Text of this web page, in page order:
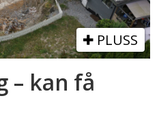
PLUSS
– kan få